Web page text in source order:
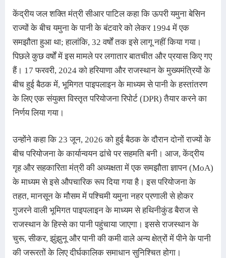
केंद्रीय जल शक्ति मंत्री सीआर पाटिल कहा कि ऊपरी यमुना बेसिन
राज्यों के बीच यमुना के पानी के बंटवारे को लेकर 1994 में एक
समझौता हुआ था; हालांकि, 32 वर्षों तक इसे लागू नहीं किया गया
पिछले कुछ वर्षों में इस मामले पर लगातार बातचीत और प्रयास किए गए
हैं। 17 फरवरी, 2024 को हरियाणा और राजस्थान के मुख्यमंत्रियों के
बीच हुई बैठक में, भूमिगत पाइपलाइन के माध्यम से पानी के हस्तांतरण
के लिए एक संयुक्त विस्तृत परियोजना रिपोर्ट (DPR) तैयार करने का
निर्णय लिया गया।
उन्होंने कहा कि 23 जून, 2026 को हुई बैठक के दौरान दोनों राज्यों के
बीच परियोजना के कार्यान्वयन ढांचे पर सहमति बनी। आज, केंद्रीय
गृह और सहकारिता मंत्री की अध्यक्षता में एक समझौता ज्ञापन (MoA)
के माध्यम से इसे औपचारिक रूप दिया गया है। इस परियोजना के
तहत, मानसून के मौसम में पश्चिमी यमुना नहर प्रणाली से होकर
गुजरने वाली भूमिगत पाइपलाइन के माध्यम से हथिनीकुंड बैराज से
राजस्थान के हिस्से का पानी पहुंचाया जाएगा। इससे राजस्थान के
चुरू, सीकर, झुंझुनू और पानी की कमी वाले अन्य क्षेत्रों में पीने के पानी
की जरूरतों के लिए दीर्घकालिक समाधान सुनिश्चित होगा ।